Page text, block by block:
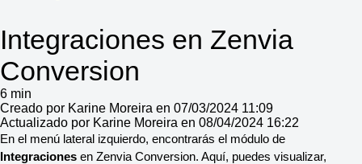
Integraciones en Zenvia
Conversion
6 min
Creado por Karine Moreira en 07/03/2024 11:09
Actualizado por Karine Moreira en 08/04/2024 16:22
En el menú lateral izquierdo, encontrarás el módulo de
Integraciones en Zenvia Conversion. Aquí, puedes visualizar,